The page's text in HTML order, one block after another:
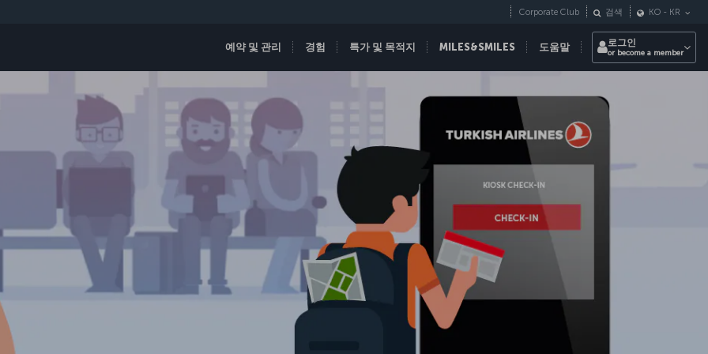
예약 및 관리 경험 특가 및 목적지 MILES&SMILES 도움말
Corporate Club 검색 KO - KR
로그인
or become a member